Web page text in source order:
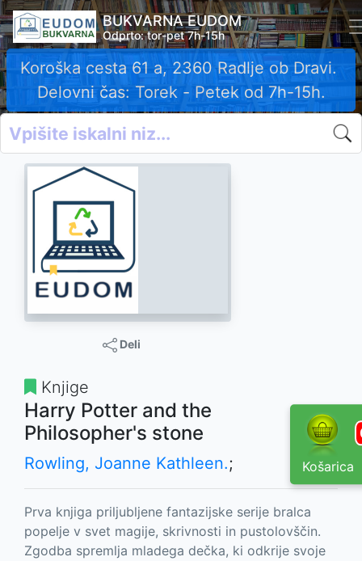
BUKVARNA EUDOM
Odprto: tor-pet 7h-15h
Koroška cesta 61 a, 2360 Radlje ob Dravi.
Delovni čas: Torek - Petek od 7h-15h.
Košarica
Deli
Knjige
Harry Potter and the
Philosopher's stone
Rowling, Joanne Kathleen.;
Prva knjiga priljubljene fantazijske serije bralca
popelje v svet magije, skrivnosti in pustolovščin.
Zgodba spremlja mladega dečka, ki odkrije svoje